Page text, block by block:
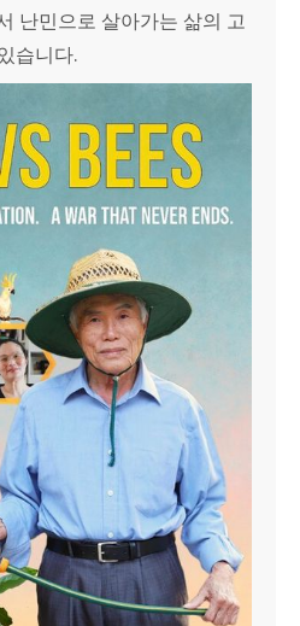
난민으로 살아가는 삶의 고
습니다.